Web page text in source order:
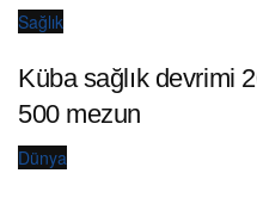
Sağlık
Küba sağlık devrimi
500 mezun
Dünya